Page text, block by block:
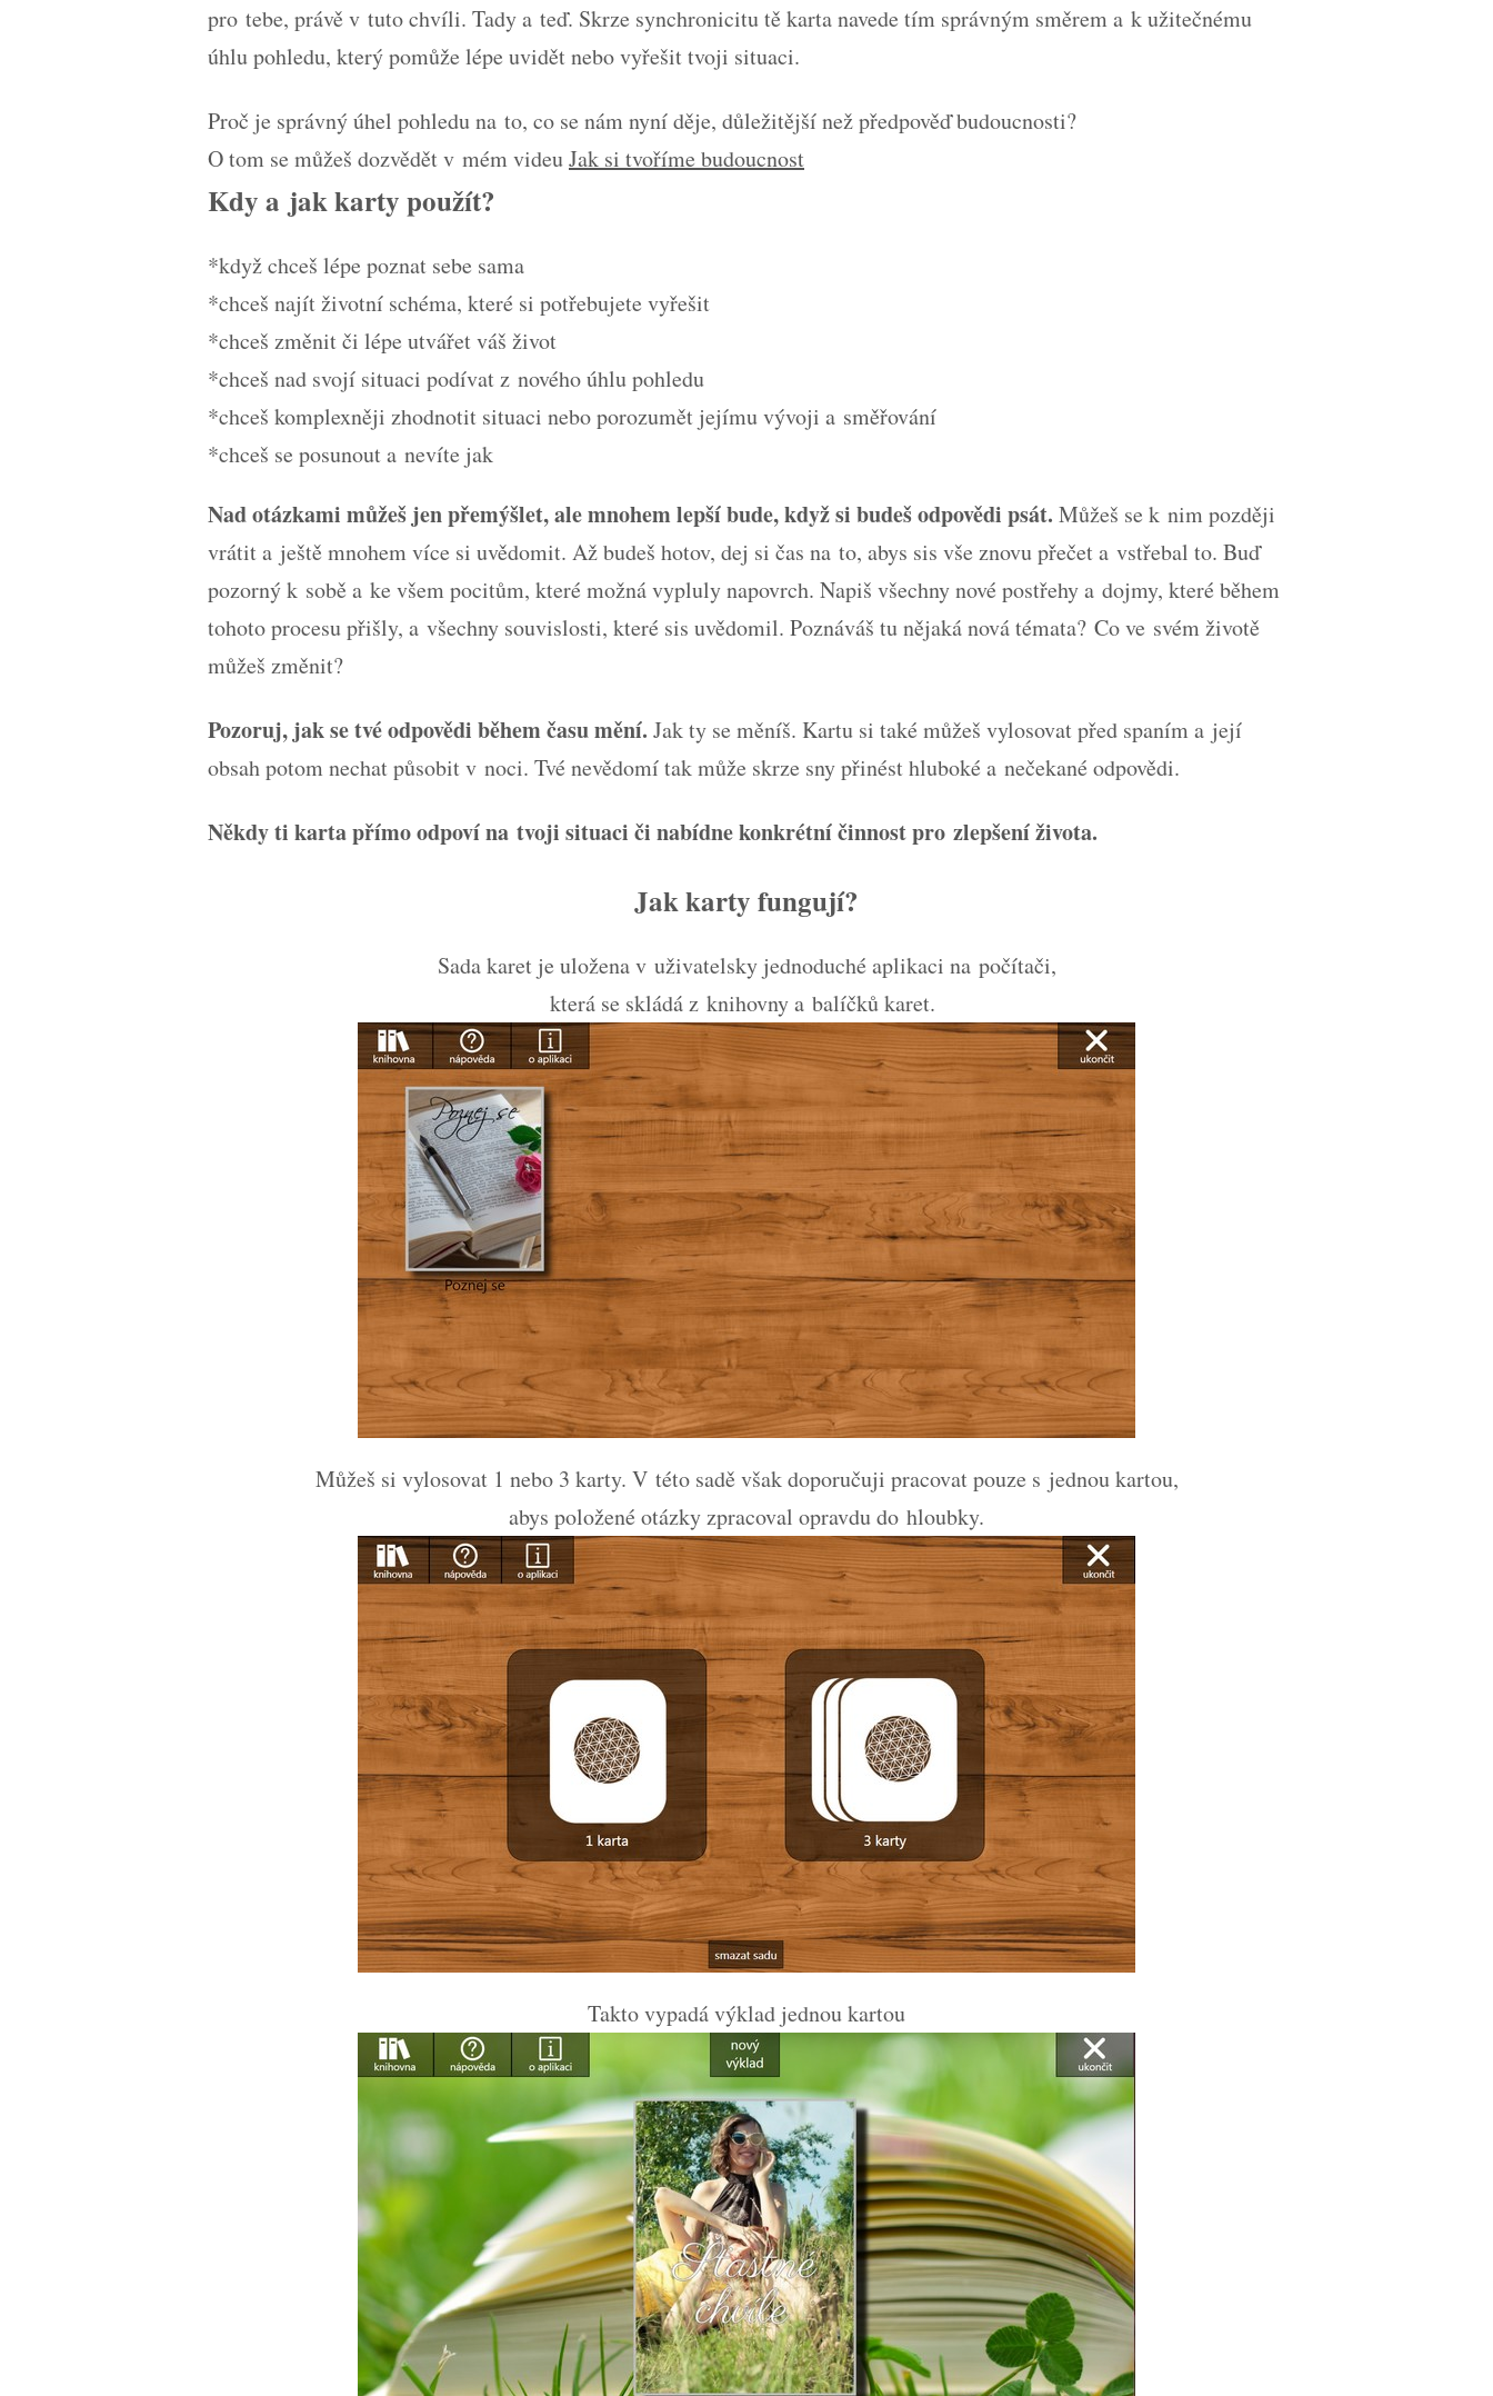
pro tebe, právě v tuto chvíli. Tady a teď. Skrze synchronicitu tě karta navede tím správným směrem a k užitečnému
úhlu pohledu, který pomůže lépe uvidět nebo vyřešit tvoji situaci.
Proč je správný úhel pohledu na to, co se nám nyní děje, důležitější než předpověď budoucnosti?
O tom se můžeš dozvědět v mém videuJak si tvoříme budoucnost
Kdy a jak karty použít?
*když chceš lépe poznat sebe sama
*chceš najít životní schéma, které si potřebujete vyřešit
*chceš změnit či lépe utvářet váš život
*chceš nad svojí situaci podívat z nového úhlu pohledu
*chceš komplexněji zhodnotit situaci nebo porozumět jejímu vývoji a směřování
*chceš se posunout a nevíte jak
Nad otázkami můžeš jen přemýšlet, ale mnohem lepší bude, když si budeš odpovědi psát. Můžeš se k nim později
vrátit a ještě mnohem více si uvědomit. Až budeš hotov, dej si čas na to, abys sis vše znovu přečet a vstřebal to. Buď
pozorný k sobě a ke všem pocitům, které možná vypluly napovrch. Napiš všechny nové postřehy a dojmy, které během
tohoto procesu přišly, a všechny souvislosti, které sis uvědomil. Poznáváš tu nějaká nová témata? Co ve svém životě
můžeš změnit?
Pozoruj, jak se tvé odpovědi během času mění. Jak ty se měníš. Kartu si také můžeš vylosovat před spaním a její
obsah potom nechat působit v noci. Tvé nevědomí tak může skrze sny přinést hluboké a nečekané odpovědi.
Někdy ti karta přímo odpoví na tvoji situaci či nabídne konkrétní činnost pro zlepšení života.
Jak karty fungují?
Sada karet je uložena v uživatelsky jednoduché aplikaci na počítači,
která se skládá z knihovny a balíčků karet.
Můžeš si vylosovat 1 nebo 3 karty. V této sadě však doporučuji pracovat pouze s jednou kartou,
abys položené otázky zpracoval opravdu do hloubky.
Takto vypadá výklad jednou kartou